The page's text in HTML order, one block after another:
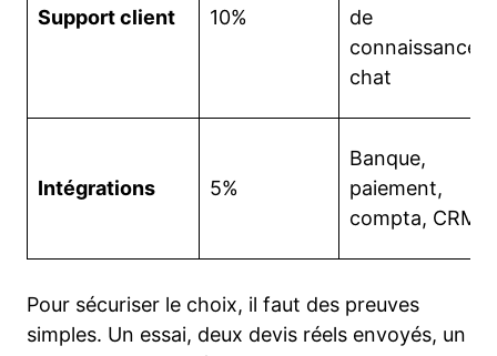
Support client 10%
de
connaissances,
chat
Intégrations 5%
Banque,
paiement,
compta, CRM
Pour sécuriser le choix, il faut des preuves
simples. Un essai, deux devis réels envoyés, un